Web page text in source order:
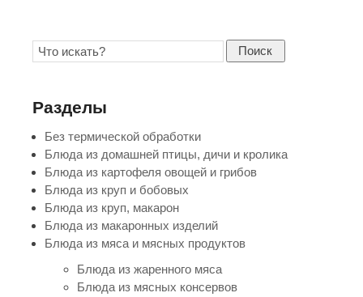
Поиск
Разделы
Без термической обработки
Блюда из домашней птицы, дичи и кролика
Блюда из картофеля овощей и грибов
Блюда из круп и бобовых
Блюда из круп, макарон
Блюда из макаронных изделий
Блюда из мяса и мясных продуктов
Блюда из жаренного мяса
Блюда из мясных консервов